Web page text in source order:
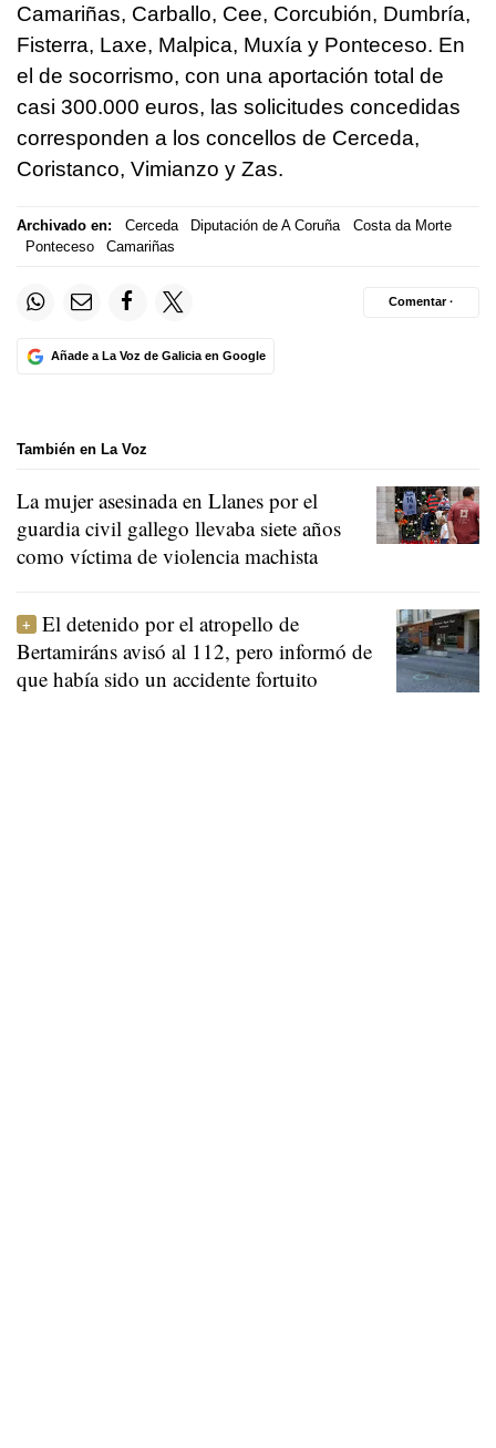
Camariñas, Carballo, Cee, Corcubión, Dumbría,
Fisterra, Laxe, Malpica, Muxía y Ponteceso. En
el de socorrismo, con una aportación total de
casi 300.000 euros, las solicitudes concedidas
corresponden a los concellos de Cerceda,
Coristanco, Vimianzo y Zas.
Archivado en: Cerceda Diputación de A Coruña
Costa da Morte
Ponteceso
Camariñas
Añade a La Voz de Galicia en Google
Comentar ·
También en La Voz
La mujer asesinada en Llanes por el
guardia civil gallego llevaba siete años
como víctima de violencia machista
El detenido por el atropello de
Bertamiráns avisó al 112, pero informó de
que había sido un accidente fortuito